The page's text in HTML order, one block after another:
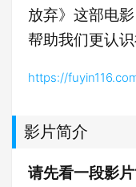
放弃》这部电
帮助我们更认
https://
影片简介
请先看一段影